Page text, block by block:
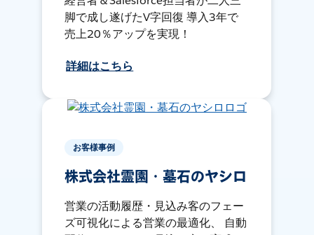
脚で成し遂げたV字回復 導入3年で
売上20％アップを実現！
詳細はこちら
お客様事例
株式会社霊園・墓石のヤシロ
営業の活動履歴・見込み客のフェー
ズ可視化による営業の最適化、 自動